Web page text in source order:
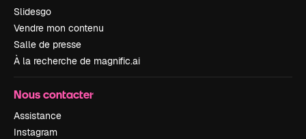
Slidesgo
Vendre mon contenu
Salle de presse
À la recherche de magnific.ai
Nous contacter
Assistance
Instagram